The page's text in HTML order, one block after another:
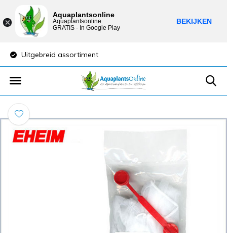
Uitgebreid assortiment
Aquaplantsonline
Aquaplantsonline
GRATIS - In Google Play
BEKIJKEN